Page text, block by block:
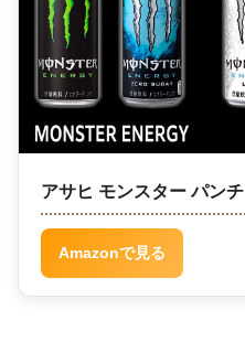
アサヒ モンスター パンチ
Amazonで見る